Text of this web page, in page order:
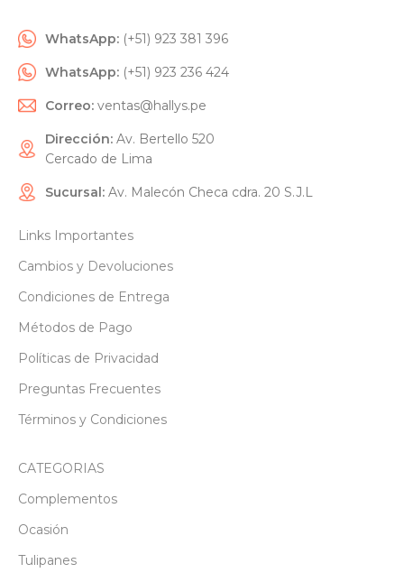
WhatsApp: (+51) 923 381 396
WhatsApp: (+51) 923 236 424
Correo: ventas@hallys.pe
Dirección: Av. Bertello 520
Cercado de Lima
Sucursal: Av. Malecón Checa cdra. 20 S.J.L
Links Importantes
Cambios y Devoluciones
Condiciones de Entrega
Métodos de Pago
Políticas de Privacidad
Preguntas Frecuentes
Términos y Condiciones
CATEGORIAS
Complementos
Ocasión
Tulipanes